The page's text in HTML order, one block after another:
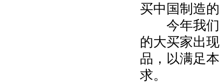
买中国制造
今年我们
的大买家出
品，以满足
求。